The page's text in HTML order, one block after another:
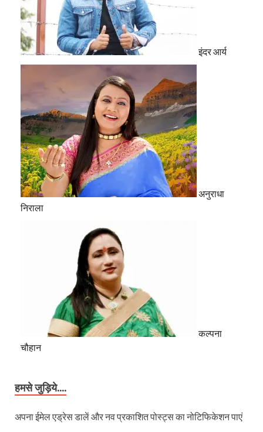
इंदर आर्य
अनुराधा
निराला
कल्पना
चौहान
हमसे जुड़िये....
अपना ईमेल एड्रेस डालें और नव प्रकाशित पोस्ट्स का नोटिफिकेशन पाएं